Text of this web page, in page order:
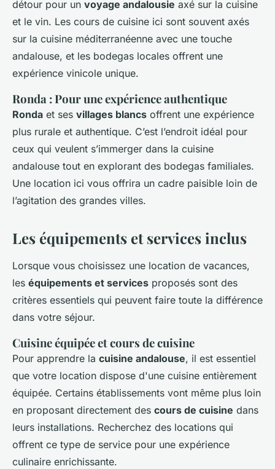
détour pour un voyage andalousie axé sur la cuisine
et le vin. Les cours de cuisine ici sont souvent axés
sur la cuisine méditerranéenne avec une touche
andalouse, et les bodegas locales offrent une
expérience vinicole unique.
Ronda : Pour une expérience authentique
Ronda et ses villages blancs offrent une expérience
plus rurale et authentique. C’est l’endroit idéal pour
ceux qui veulent s’immerger dans la cuisine
andalouse tout en explorant des bodegas familiales.
Une location ici vous offrira un cadre paisible loin de
l’agitation des grandes villes.
Les équipements et services inclus
Lorsque vous choisissez une location de vacances,
les équipements et services proposés sont des
critères essentiels qui peuvent faire toute la différence
dans votre séjour.
Cuisine équipée et cours de cuisine
Pour apprendre la cuisine andalouse, il est essentiel
que votre location dispose d'une cuisine entièrement
équipée. Certains établissements vont même plus loin
en proposant directement des cours de cuisine dans
leurs installations. Recherchez des locations qui
offrent ce type de service pour une expérience
culinaire enrichissante.